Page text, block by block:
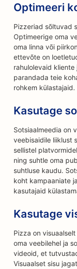
Optimeeri
Pizzeriad sõltuvad
Optimeerige oma
oma linna või
ettevõte on
rahulolevaid
parandada teie
rohkem külastajaid.
Kasutage
Sotsiaalmeedia on
veebisaidile liiklust
sellistel
ning suhtle oma
suhtluse kaudu.
koht kampaaniate
kasutajaid
Kasutage
Pizza on
oma veebilehel ja
videoid, et
Visuaalset sisu